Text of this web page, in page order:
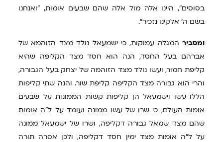
בסוסים", היינו אלה מול אלה שהם שבעים אומות, "ואנחנו
בשם ה' אלקינו נזכיר".
ומסביר המגלה עמוקות, כי ישמעאל נולד מצד הזוהמא של
אברהם בעל החסד, הנה הוא חסד מצד הקליפה שהיא
קליפת חמור, ועשו נולד מצד הזוהמה של יצחק בעל הגבורה,
והרי הוא גבורה מצד הקליפה קליפת שור. והנה שתי קליפות
הללו עשו וישמעאל הן קליפות קשות הממונות על שבעים
אומות העולם, כי שרו של עשו ממונה ועומד על ל"ה אומות
שהם מצד שמאל גבורה דקליפה, ושרו של ישמעאל ממונה
על ל"ה אומות מצד ימין חסד דקליפה, ולכן אסרה תורה